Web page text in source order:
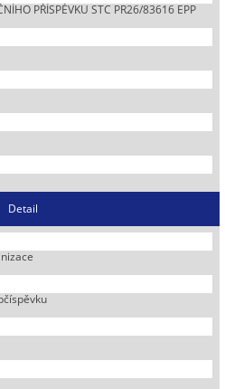
PŘÍSPĚVKU STC PR26/83616 EPP
Detail